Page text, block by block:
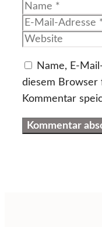
Name
Name, E-
diesem Browser
Kommentar